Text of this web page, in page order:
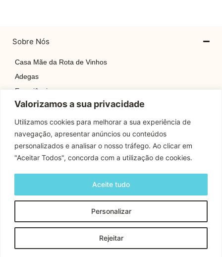
Valorizamos a sua privacidade
Utilizamos cookies para melhorar a sua experiência de
navegação, apresentar anúncios ou conteúdos
personalizados e analisar o nosso tráfego. Ao clicar em
"Aceitar Todos", concorda com a utilização de cookies.
Personalizar
Rejeitar
Aceite tudo
Sobre Nós
Casa Mãe da Rota de Vinhos
Adegas
Experiências
Explore
Rotas
Contactos
Apoio Cliente
Reservados.